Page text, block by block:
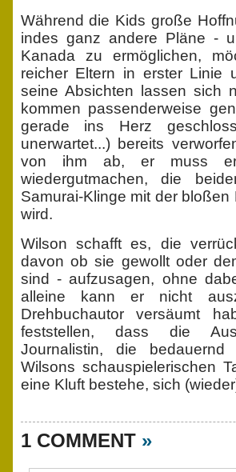
Während die Kids große
indes ganz andere Pläne -
Kanada zu ermöglichen,
reicher Eltern in erster Linie
seine Absichten lassen sich
kommen passenderweise
gerade ins Herz
unerwartet...) bereits
von ihm ab, er muss
wiedergutmachen, die
Samurai-Klinge mit der
wird.
Wilson schafft es, die
davon ob sie gewollt oder
sind - aufzusagen, ohne
alleine kann er nicht
Drehbuchautor versäumt
feststellen, dass die
Journalistin, die
Wilsons schauspielerischen
eine Kluft bestehe, sich
1 COMMENT »